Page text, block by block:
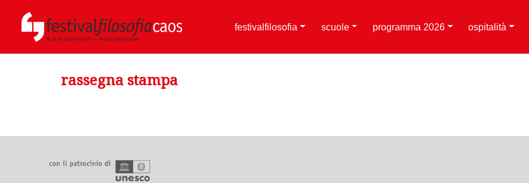
festivalfilosofia scuole programma 2026 ospitalità
rassegna stampa